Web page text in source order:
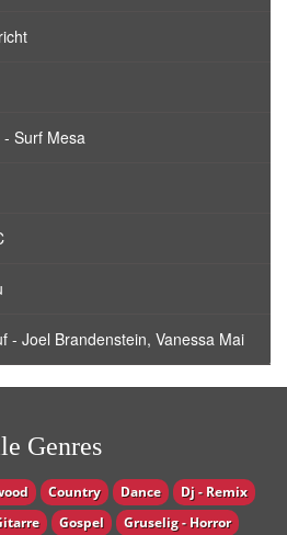
- Surf Mesa
- Joel Brandenstein, Vanessa Mai
Genres
Country Dance
Dj - Remix
Gospel Gruselig - Horror